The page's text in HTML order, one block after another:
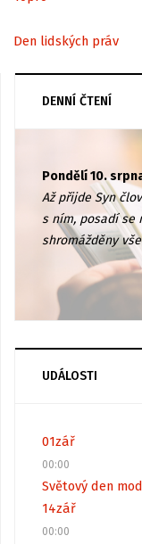
Den lidských práv
DENNÍ ČTENÍ
Pondělí 10.
Až přijde Syn
s ním, posadí se
shromážděny
UDÁLOSTI
01zář
00:00
Světový den
14zář
00:00